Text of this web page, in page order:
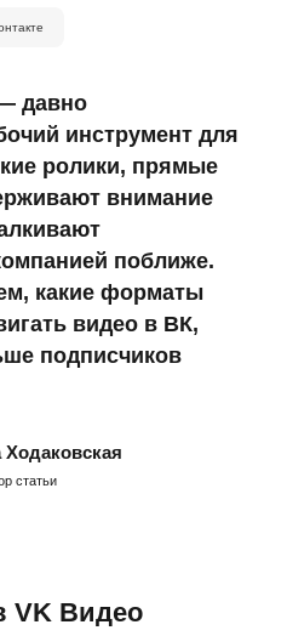
давно
инструмент для
ролики, прямые
внимание
поближе.
какие форматы
видео в ВК,
подписчиков
Ходаковская
статьи
VK Видео